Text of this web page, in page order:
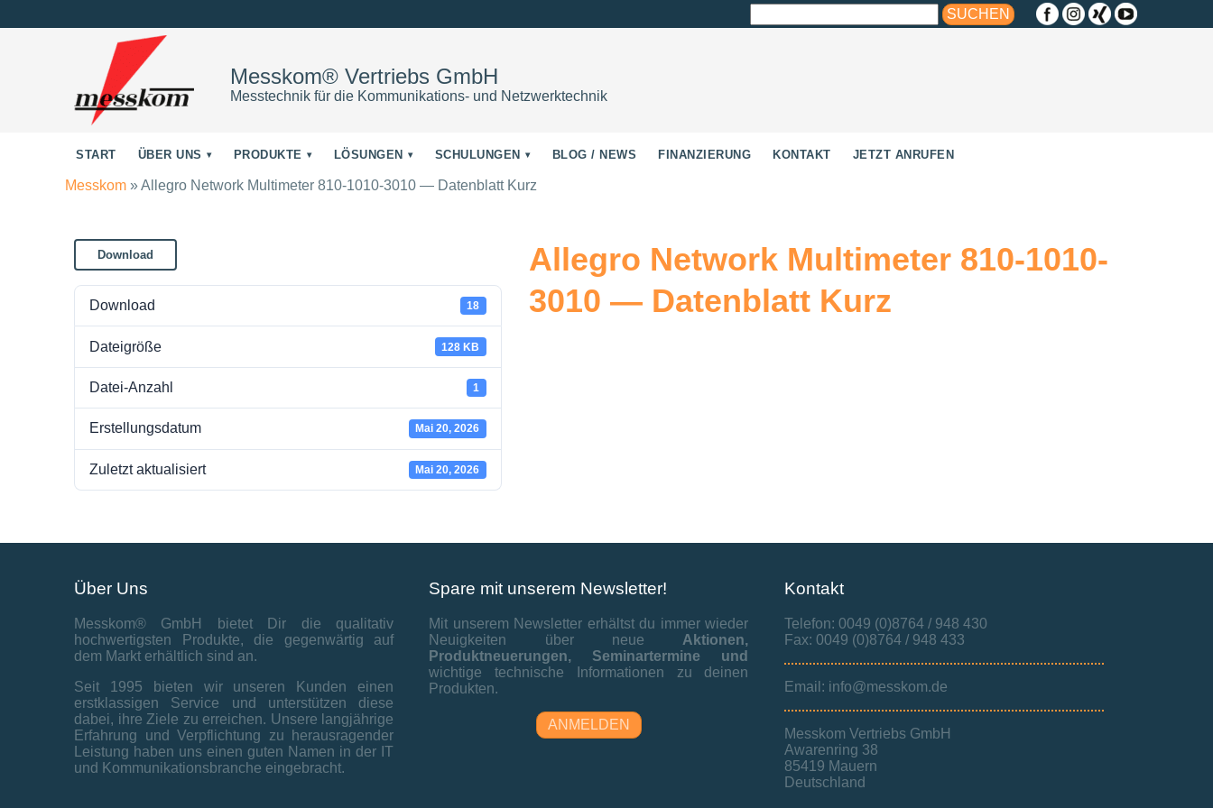
nach:
Messkom® Vertriebs GmbH
Messtechnik für die Kommunikations- und Netzwerktechnik
START ÜBER UNS PRODUKTE LÖSUNGEN SCHULUNGEN BLOG / NEWS FINANZIERUNG KONTAKT JETZT ANRUFEN
Messkom »Allegro Network Multimeter 810-1010-3010 — Datenblatt Kurz
Download
Download 18
Dateigröße 128 KB
Datei-Anzahl 1
Erstellungsdatum Mai 20, 2026
Zuletzt aktualisiert Mai 20, 2026
Allegro Network Multimeter 810-1010-
3010 — Datenblatt Kurz
Über Uns
Messkom® GmbH bietet Dir die qualitativ
hochwertigsten Produkte, die gegenwärtig auf
dem Markt erhältlich sind an.
Seit 1995 bieten wir unseren Kunden einen
erstklassigen Service und unterstützen diese
dabei, ihre Ziele zu erreichen. Unsere langjährige
Erfahrung und Verpflichtung zu herausragender
Leistung haben uns einen guten Namen in der IT
und Kommunikationsbranche eingebracht.
Spare mit unserem Newsletter!
Mit unserem Newsletter erhältst du immer wieder
Neuigkeiten über neue Aktionen,
Produktneuerungen, Seminartermine und
wichtige technische Informationen zu deinen
Produkten.
ANMELDEN
Kontakt
Telefon: 0049 (0)8764 / 948 430
Fax: 0049 (0)8764 / 948 433
Email: info@messkom.de
Messkom Vertriebs GmbH
Awarenring 38
85419 Mauern
Deutschland